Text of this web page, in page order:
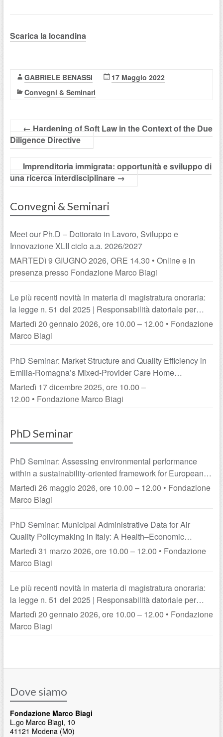
Scarica la locandina
GABRIELE BENASSI
17 Maggio 2022
Convegni & Seminari
← Hardening of Soft Law in the Context of the Due
Diligence Directive
Imprenditoria immigrata: opportunità e sviluppo di
una ricerca interdisciplinare→
Convegni & Seminari
Meet our Ph.D – Dottorato in Lavoro, Sviluppo e
Innovazione XLII ciclo a.a. 2026/2027
MARTEDì 9 GIUGNO 2026, ORE 14.30 • Online e in
presenza presso Fondazione Marco Biagi
Le più recenti novità in materia di magistratura onoraria:
la legge n. 51 del 2025 | Responsabilità datoriale per
danno da conflittualità lavorativa e MOG
Martedì 20 gennaio 2026, ore 10.00 – 12.00 • Fondazione
Marco Biagi
PhD Seminar: Market Structure and Quality Efficiency in
Emilia-Romagna’s Mixed-Provider Care Home
Sector | From Local Ties to Strategic Advantage:
Leveraging Rootedness for Environmental Initiatives
Martedì 17 dicembre 2025, ore 10.00 –
12.00 • Fondazione Marco Biagi
PhD Seminar
PhD Seminar: Assessing environmental performance
within a sustainability-oriented framework for European
NUTS-2 regions | Tra tutela antidiscriminatoria e obbligo
di prevenzione: l’accomodamento ragionevole nella
Martedì 26 maggio 2026, ore 10.00 – 12.00 • Fondazione
Marco Biagi
PhD Seminar: Municipal Administrative Data for Air
Quality Policymaking in Italy: A Health–Economic
Framework from Emilia-Romagna | Ancora sulla riserva di
Procedimento Amministrativo nel governo della
Martedì 31 marzo 2026, ore 10.00 – 12.00 • Fondazione
Marco Biagi
Le più recenti novità in materia di magistratura onoraria:
la legge n. 51 del 2025 | Responsabilità datoriale per
danno da conflittualità lavorativa e MOG
Martedì 20 gennaio 2026, ore 10.00 – 12.00 • Fondazione
Marco Biagi
Dove siamo
Fondazione Marco Biagi
L.go Marco Biagi, 10
41121 Modena (M0)